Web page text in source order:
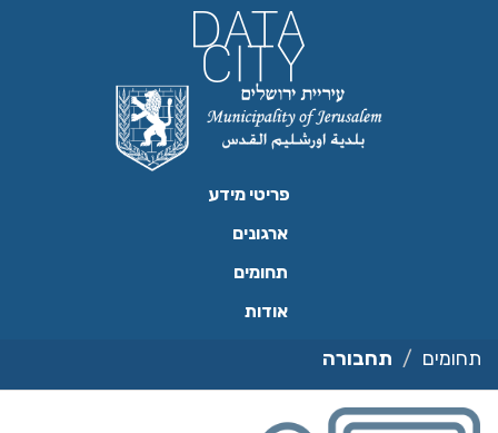
פריטי מידע
ארגונים
תחומים
אודות
תחומים תחבורה